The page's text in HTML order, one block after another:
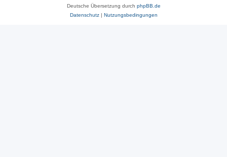
Deutsche Übersetzung durch phpBB.de
Datenschutz| Nutzungsbedingungen